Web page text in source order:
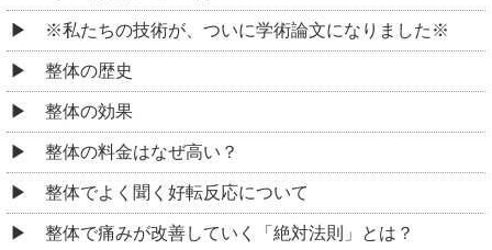
※私たちの技術が、ついに学術論文になりました※
整体の歴史
整体の効果
整体の料金はなぜ高い？
整体でよく聞く好転反応について
整体で痛みが改善していく「絶対法則」とは？